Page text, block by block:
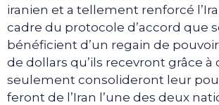
iranien et a tellement renforcé
cadre du protocole d’accord que
bénéficient d’un regain de
de dollars qu’ils recevront grâce à
seulement consolideront leur
feront de l’Iran l’une des deux